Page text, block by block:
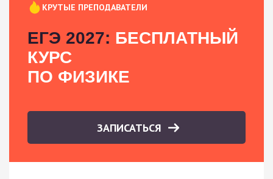
КРУТЫЕ ПРЕПОДАВАТЕЛИ
ЕГЭ 2027: БЕСПЛАТНЫЙ
КУРС
ПО ФИЗИКЕ
ЗАПИСАТЬСЯ